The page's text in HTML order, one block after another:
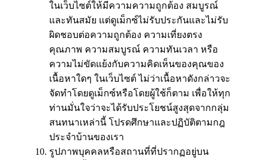
ในเว็บไซต์ให้มีความความถูกต้อง สมบูรณ์
และทันสมัย แต่ดูเม็กซ์ไม่รับประกันและไม่รับ
ผิดชอบต่อความถูกต้อง ความเที่ยงตรง
คุณภาพ ความสมบูรณ์ ความทันเวลา หรือ
ความไม่ขัดแย้งกับความคิดเห็นของคุณของ
เนื้อหาใดๆ ในเว็บไซต์ ไม่ว่าเนื้อหาดังกล่าวจะ
จัดทำโดยดูเม็กซ์หรือโดยผู้ใช้ก็ตาม เพื่อให้ทุก
ท่านมั่นใจว่าจะได้รับประโยชน์สูงสุดจากกลุ่ม
สนทนาเหล่านี้ โปรดศึกษาและปฏิบัติตามกฎ
ประจำบ้านของเรา
รูปภาพบุคคลหรือสถานที่ที่ปรากฏอยู่บน